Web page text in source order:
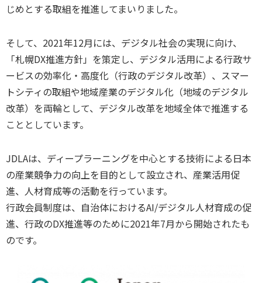
じめとする取組を推進してまいりました。
そして、2021年12月には、デジタル社会の実現に向け、
「札幌DX推進方針」を策定し、デジタル活用による行政サ
ービスの効率化・高度化（行政のデジタル改革）、スマー
トシティの取組や地域産業のデジタル化（地域のデジタル
改革）を両輪として、デジタル改革を地域全体で推進する
こととしています。
JDLAは、ディープラーニングを中心とする技術による日本
の産業競争力の向上を目的として設立され、産業活用促
進、人材育成等の活動を行っています。
行政会員制度は、自治体におけるAI/デジタル人材育成の促
進、行政のDX推進等のために2021年7月から開始されたも
のです。